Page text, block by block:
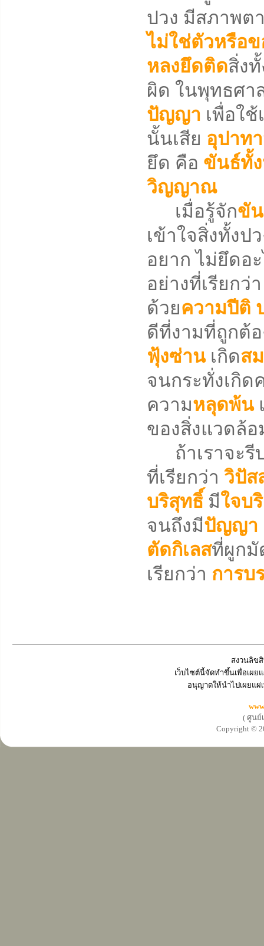
ปวง มีสภาพต
ไม่ใช่ตัวหรือข
หลงยึดติดสิ่ง
ผิด ในพุทธศา
ปัญญา เพื่อใ
นั้นเสีย อุปาท
ยึด คือ ขันธ์ทั้
วิญญาณ
เมื่อรู้จักขั
เข้าใจสิ่งทั้งป
อยาก ไม่ยึดอ
อย่างที่เรียกว่
ด้วยความปีติ
ดีที่งามที่ถูกต้อ
ฟุ้งซ่านเกิดส
จนกระทั่งเกิด
ความหลุดพ้น
ของสิ่งแวดล้อ
ถ้าเราจะรี
ที่เรียกว่า วิปัส
บริสุทธิ์มีใจบ
จนถึงมีปัญญา
ตัดกิเลสที่ผูกมั
เรียกว่า การบ
สงวนลิข
เว็บไซต์นี้จัดทำขึ้นเพื่อเผ
อนุญาตให้นำไปเผยแ
( ศูนย์
Copyright ©